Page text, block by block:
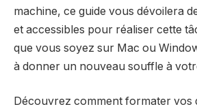
machine, ce guide vous dévoilera
et accessibles pour réaliser cette
que vous soyez sur Mac ou
à donner un nouveau souffle à
Découvrez comment formater vos